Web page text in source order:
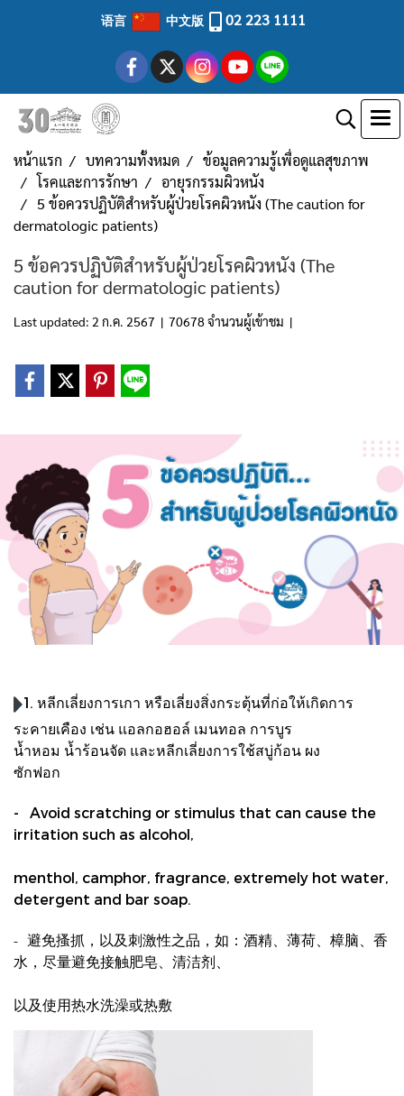
语言 中文版 02 223 1111
หน้าแรก บทความทั้งหมด
ข้อมูลความรู้เพื่อดูแลสุขภาพ
โรคและการรักษา
อายุรกรรมผิวหนัง
5 ข้อควรปฏิบัติสำหรับผู้ป่วยโรคผิวหนัง (The caution for
dermatologic patients)
5 ข้อควรปฏิบัติสำหรับผู้ป่วยโรคผิวหนัง (The
caution for dermatologic patients)
Last updated: 2 ก.ค. 2567 | 70678 จำนวนผู้เข้าชม |
1. หลีกเลี่ยงการเกา หรือเลี่ยงสิ่งกระตุ้นที่ก่อให้เกิดการ
ระคายเคือง เช่น แอลกอฮอล์ เมนทอล การบูร
น้ำหอม น้ำร้อนจัด และหลีกเลี่ยงการใช้สบู่ก้อน ผง
ซักฟอก
- Avoid scratching or stimulus that can cause the
irritation such as alcohol,
menthol, camphor, fragrance, extremely hot water,
detergent and bar soap.
- 避免搔抓，以及刺激性之品，如：酒精、薄荷、樟脑、香
水，尽量避免接触肥皂、清洁剂、
以及使用热水洗澡或热敷